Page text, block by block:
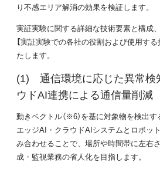
り不感エリア解消の効果を検証します。
実証実験に関する詳細な技術要素と構成
【実証実験での各社の役割および使用す
たします。
通信環境に応じた異常検
ウドAI連携による通信量削減
動きベクトル（※6）を基に対象物を検出
エッジAI・クラウドAIシステムとロボッ
み合わせることで、場所や時間帯に左右
成・監視業務の省人化を目指します。